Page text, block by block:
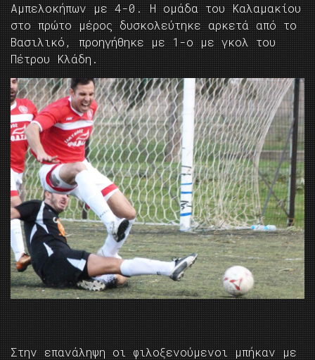
Αμπελοκήπων με 4-0. Η ομάδα του Καλαμακίου
στο πρώτο μέρος δυσκολεύτηκε αρκετά από το
Βασιλικό, προηγήθηκε με 1-ο με γκολ του
Πέτρου Κλάδη.
Στην επανάληψη οι φιλοξενούμενοι μπήκαν με